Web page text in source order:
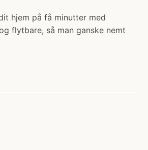
hjem på få minutter med
flytbare, så man ganske nemt